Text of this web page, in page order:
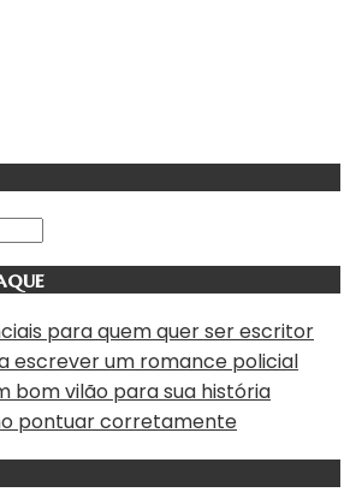
para quem quer ser escritor
escrever um romance policial
bom vilão para sua história
pontuar corretamente